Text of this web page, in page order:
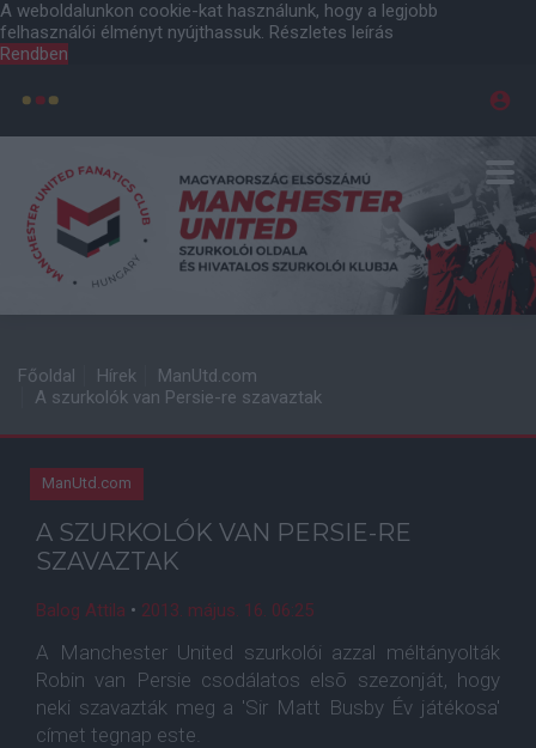
A weboldalunkon cookie-kat használunk, hogy a legjobb
felhasználói élményt nyújthassuk. Részletes leírás
Rendben
Főoldal Hírek
ManUtd.com
A szurkolók van Persie-re szavaztak
ManUtd.com
A SZURKOLÓK VAN PERSIE-RE
SZAVAZTAK
Balog Attila • 2013. május. 16. 06:25
A Manchester United szurkolói azzal méltányolták
Robin van Persie csodálatos elsõ szezonját, hogy
neki szavazták meg a 'Sir Matt Busby Év játékosa'
címet tegnap este.